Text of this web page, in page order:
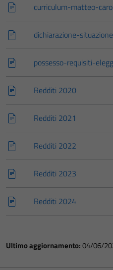
curriculum-matteo-
dichiarazione-
possesso-requisiti-
Redditi 2020
Redditi 2021
Redditi 2022
Redditi 2023
Redditi 2024
Ultimo aggiornamento:04/06/